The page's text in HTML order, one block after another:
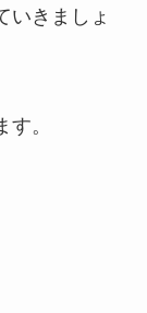
いきましょ
。